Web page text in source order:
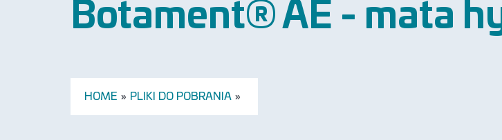
Botament® AE - mata
HOME » PLIKI DO POBRANIA »